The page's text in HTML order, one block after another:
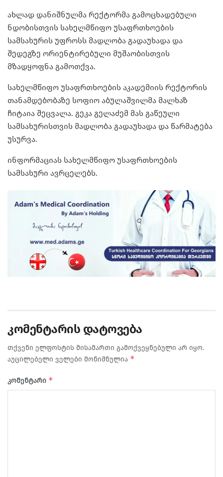
ახლად დანიშნულმა რექტორმა გამოცხადებული
ნდობისთვის სახელმწიფო უსაფრთხოების
სამსახურის უფროსს მადლობა გადაუხადა და
შედეგზე ორიენტირებული მუშაობისთვის
მზადყოფნა გამოთქვა.
სახელმწიფო უსაფრთხოების აკადემიის რექტორის
თანამდებობაზე სოფიო აბულაშვილმა მალხაზ
ჩიტაია შეცვალა. გეკა გელაძემ მას გაწეული
სამსახურისთვის მადლობა გადაუხადა და წარმატება
უსურვა.
ინფორმაციას სახელმწიფო უსაფრთხოების
სამსახური ავრცელებს.
კომენტარის დატოვება
თქვენი ელფოსტის მისამართი გამოქვეყნებული არ იყო.
აუცილებელი ველები მონიშნულია *
კომენტარი *